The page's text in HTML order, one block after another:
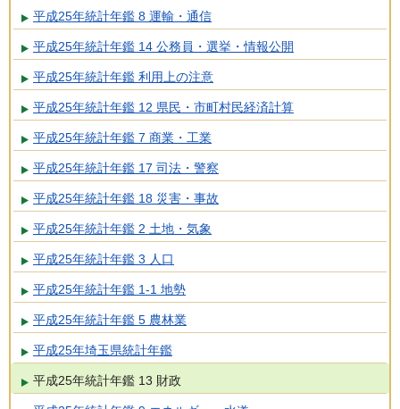
平成25年統計年鑑 8 運輸・通信
平成25年統計年鑑 14 公務員・選挙・情報公開
平成25年統計年鑑 利用上の注意
平成25年統計年鑑 12 県民・市町村民経済計算
平成25年統計年鑑 7 商業・工業
平成25年統計年鑑 17 司法・警察
平成25年統計年鑑 18 災害・事故
平成25年統計年鑑 2 土地・気象
平成25年統計年鑑 3 人口
平成25年統計年鑑 1-1 地勢
平成25年統計年鑑 5 農林業
平成25年埼玉県統計年鑑
平成25年統計年鑑 13 財政